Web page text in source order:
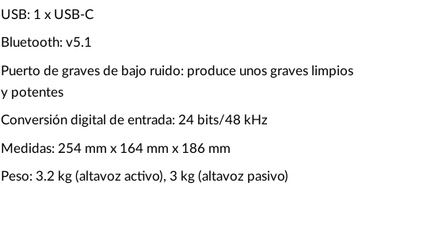
USB: 1 x USB-C
Bluetooth: v5.1
Puerto de graves de bajo ruido: produce unos graves limpios
y potentes
Conversión digital de entrada: 24 bits/48 kHz
Medidas: 254 mm x 164 mm x 186 mm
Peso: 3.2 kg (altavoz activo), 3 kg (altavoz pasivo)